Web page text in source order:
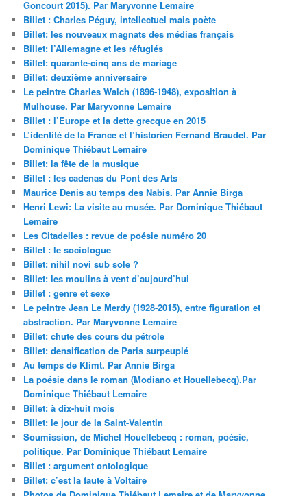
Goncourt 2015). Par Maryvonne Lemaire
Billet : Charles Péguy, intellectuel mais poète
Billet: les nouveaux magnats des médias français
Billet: l’Allemagne et les réfugiés
Billet: quarante-cinq ans de mariage
Billet: deuxième anniversaire
Le peintre Charles Walch (1896-1948), exposition à
Mulhouse. Par Maryvonne Lemaire
Billet : l’Europe et la dette grecque en 2015
L’identité de la France et l’historien Fernand Braudel. Par
Dominique Thiébaut Lemaire
Billet: la fête de la musique
Billet : les cadenas du Pont des Arts
Maurice Denis au temps des Nabis. Par Annie Birga
Henri Lewi: La visite au musée. Par Dominique Thiébaut
Lemaire
Les Citadelles : revue de poésie numéro 20
Billet : le sociologue
Billet: nihil novi sub sole ?
Billet: les moulins à vent d’aujourd’hui
Billet : genre et sexe
Le peintre Jean Le Merdy (1928-2015), entre figuration et
abstraction. Par Maryvonne Lemaire
Billet: chute des cours du pétrole
Billet: densification de Paris surpeuplé
Au temps de Klimt. Par Annie Birga
La poésie dans le roman (Modiano et Houellebecq).Par
Dominique Thiébaut Lemaire
Billet: à dix-huit mois
Billet: le jour de la Saint-Valentin
Soumission, de Michel Houellebecq : roman, poésie,
politique. Par Dominique Thiébaut Lemaire
Billet : argument ontologique
Billet: c’est la faute à Voltaire